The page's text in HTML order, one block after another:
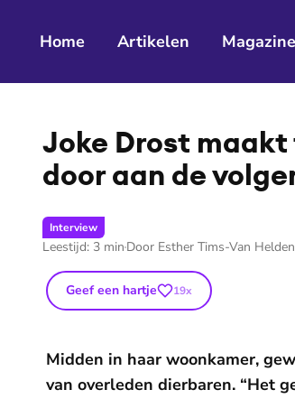
Home Artikelen Magazine
Joke Drost
door aan de
Interview
Leestijd: 3 min Door Esther Tims-Van Helden
Geef een hartje 19x
Midden in haar woonkamer,
van overleden dierbaren. “Het